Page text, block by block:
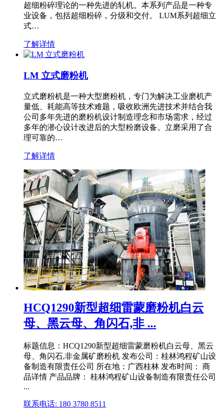
超细粉碎理论的一种先进的轧机。本系列产品是一种专
业设备，包括超细粉碎，分级和交付。 LUM系列超细立
式…
了解详情
LM 立式磨粉机
立式磨粉机是一种大型磨粉机，专门为解决工业磨机产
量低、耗能高等技术难题，吸收欧洲先进技术并结合我
公司多年先进的磨粉机设计制造理念和市场需求，经过
多年的潜心设计改进后的大型粉磨设备。立磨采用了合
理可靠的…
了解详情
HCQ1290新型超细雷蒙磨粉机白云
母、黑云母、角闪石,非 ...
标题信息：HCQ1290新型超细雷蒙磨粉机白云母、黑云
母、角闪石,非金属矿磨粉机 发布公司：桂林鸿程矿山设
备制造有限责任公司 所在地：广西桂林 发布时间： 商
品详情 产品品牌： 桂林鸿程矿山设备制造有限责任公司
...
联系电话: 180 3780 8511